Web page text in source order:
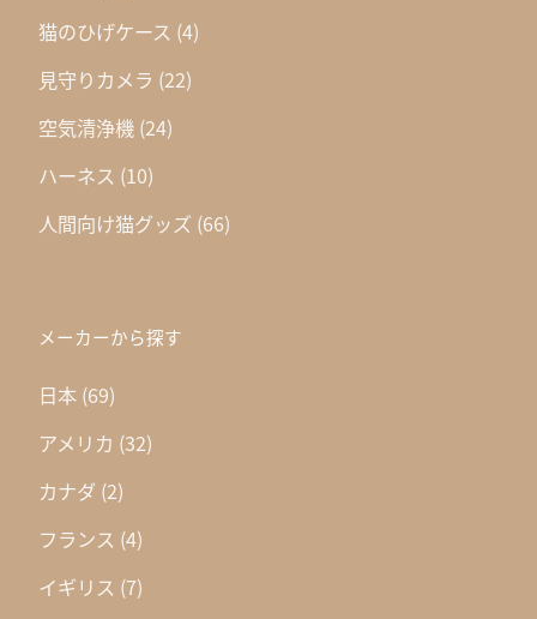
猫のひげケース (4)
見守りカメラ (22)
空気清浄機 (24)
ハーネス (10)
人間向け猫グッズ (66)
メーカーから探す
日本 (69)
アメリカ (32)
カナダ (2)
フランス (4)
イギリス (7)